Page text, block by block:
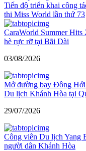
Tiến độ triển khai công
thi Miss World lần thứ 73
CaraWorld Summer Hits
hè rực rỡ tại Bãi Dài
03/08/2026
Mở đường bay Đồng Hới
Du lịch Khánh Hòa tại
29/07/2026
Công viên Du lịch Yang
người dân Khánh Hòa